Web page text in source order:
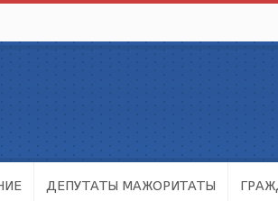
ДЕПУТАТЫ МАЖОРИТАТЫ